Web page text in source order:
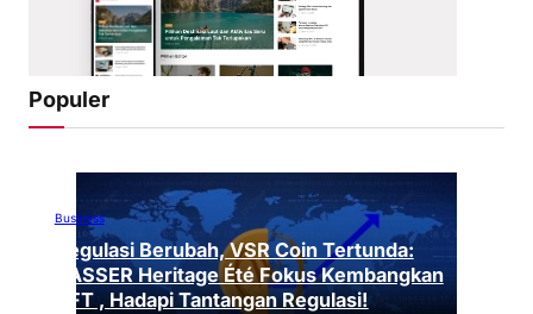
Populer
Business
Regulasi Berubah, VSR Coin Tertunda:
VASSER Heritage Été Fokus Kembangkan
NFT , Hadapi Tantangan Regulasi!